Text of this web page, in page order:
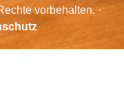
vorbehalten. ·